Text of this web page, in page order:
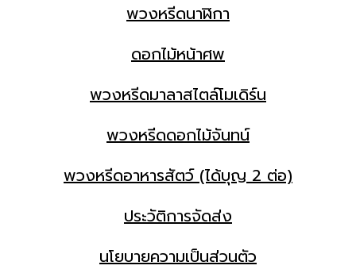
พวงหรีดนาฬิกา
ดอกไม้หน้าศพ
พวงหรีดมาลาสไตล์โมเดิร์น
พวงหรีดดอกไม้จันทน์
พวงหรีดอาหารสัตว์ (ได้บุญ 2 ต่อ)
ประวัติการจัดส่ง
นโยบายความเป็นส่วนตัว